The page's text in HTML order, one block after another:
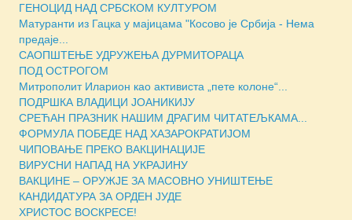
ГЕНОЦИД НАД СРБСКОМ КУЛТУРОМ
Матуранти из Гацка у мајицама "Косово је Србија - Нема
предаје...
САОПШТЕЊЕ УДРУЖЕЊА ДУРМИТОРАЦА
ПОД ОСТРОГОМ
Митрополит Иларион као активиста „пете колоне“...
ПОДРШКА ВЛАДИЦИ ЈОАНИКИЈУ
СРЕЋАН ПРАЗНИК НАШИМ ДРАГИМ ЧИТАТЕЉКАМА...
ФОРМУЛА ПОБЕДЕ НАД ХАЗАРОКРАТИЈОМ
ЧИПОВАЊЕ ПРЕКО ВАКЦИНАЦИЈЕ
ВИРУСНИ НАПАД НА УКРАЈИНУ
ВАКЦИНЕ – ОРУЖЈЕ ЗА МАСOВНО УНИШТЕЊЕ
КАНДИДАТУРА ЗА ОРДЕН ЈУДЕ
ХРИСТОС ВОСКРЕСЕ!